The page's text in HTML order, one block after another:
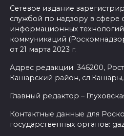
Сетевое издание
службой по надзору в сфере
информационных
коммуникаций
от 21 марта 2023 г.
Адрес редакции: 346200,
Кашарский район, сл.Кашары,
Главный редактор –
Контактные данные для
государственных органов: